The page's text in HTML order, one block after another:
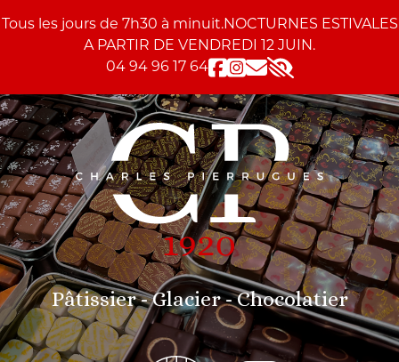
Tous les jours de 7h30 à minuit.NOCTURNES ESTIVALES
A PARTIR DE VENDREDI 12 JUIN.
04 94 96 17 64
Pâtissier - Glacier - Chocolatier